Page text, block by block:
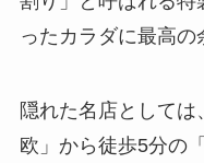
ったカラダに最高の
隠れた名店として
欧」から徒歩5分の